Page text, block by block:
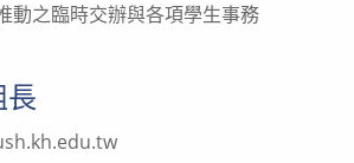
動之臨時交辦與各項學生事務
長